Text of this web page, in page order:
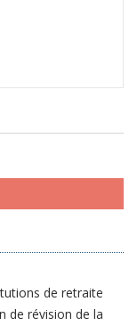
de retraite
de révision de la